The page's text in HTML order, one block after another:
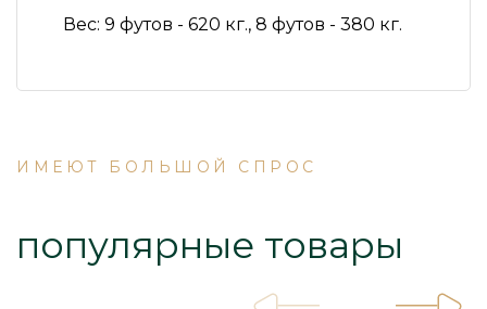
Вес: 9 футов - 620 кг., 8 футов - 380 кг.
ИМЕЮТ БОЛЬШОЙ СПРОС
популярные товары